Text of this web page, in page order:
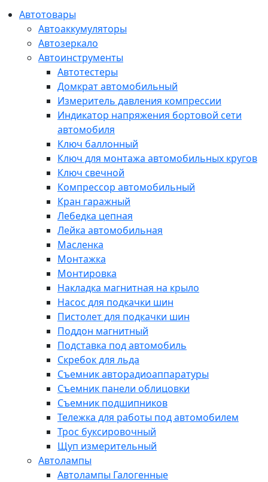
Автотовары
Автоаккумуляторы
Автозеркало
Автоинструменты
Автотестеры
Домкрат автомобильный
Измеритель давления компрессии
Индикатор напряжения бортовой сети
автомобиля
Ключ баллонный
Ключ для монтажа автомобильных кругов
Ключ свечной
Компрессор автомобильный
Кран гаражный
Лебедка цепная
Лейка автомобильная
Масленка
Монтажка
Монтировка
Накладка магнитная на крыло
Насос для подкачки шин
Пистолет для подкачки шин
Поддон магнитный
Подставка под автомобиль
Скребок для льда
Съемник авторадиоаппаратуры
Съемник панели облицовки
Съемник подшипников
Тележка для работы под автомобилем
Трос буксировочный
Щуп измерительный
Автолампы
Автолампы Галогенные